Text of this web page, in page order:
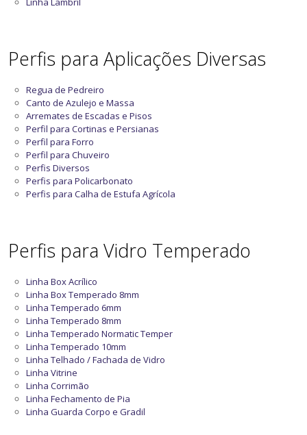
Perfis para Aplicações Diversas
Regua de Pedreiro
Canto de Azulejo e Massa
Arremates de Escadas e Pisos
Perfil para Cortinas e Persianas
Perfil para Forro
Perfil para Chuveiro
Perfis Diversos
Perfis para Policarbonato
Perfis para Calha de Estufa Agrícola
Perfis para Vidro Temperado
Linha Box Acrílico
Linha Box Temperado 8mm
Linha Temperado 6mm
Linha Temperado 8mm
Linha Temperado Normatic Temper
Linha Temperado 10mm
Linha Telhado / Fachada de Vidro
Linha Vitrine
Linha Corrimão
Linha Fechamento de Pia
Linha Guarda Corpo e Gradil